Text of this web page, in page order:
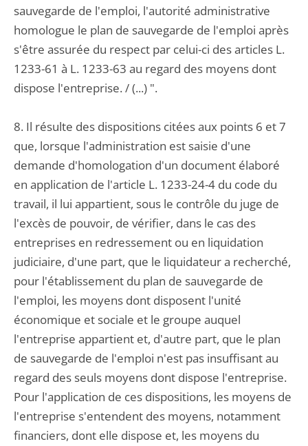
sauvegarde de l'emploi, l'autorité administrative
homologue le plan de sauvegarde de l'emploi après
s'être assurée du respect par celui-ci des articles L.
1233-61 à L. 1233-63 au regard des moyens dont
dispose l'entreprise. / (...) ".
8. Il résulte des dispositions citées aux points 6 et 7
que, lorsque l'administration est saisie d'une
demande d'homologation d'un document élaboré
en application de l'article L. 1233-24-4 du code du
travail, il lui appartient, sous le contrôle du juge de
l'excès de pouvoir, de vérifier, dans le cas des
entreprises en redressement ou en liquidation
judiciaire, d'une part, que le liquidateur a recherché,
pour l'établissement du plan de sauvegarde de
l'emploi, les moyens dont disposent l'unité
économique et sociale et le groupe auquel
l'entreprise appartient et, d'autre part, que le plan
de sauvegarde de l'emploi n'est pas insuffisant au
regard des seuls moyens dont dispose l'entreprise.
Pour l'application de ces dispositions, les moyens de
l'entreprise s'entendent des moyens, notamment
financiers, dont elle dispose et, les moyens du